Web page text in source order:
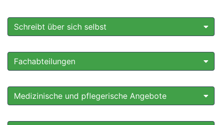
Schreibt über sich selbst
Fachabteilungen
Medizinische und pflegerische Angebote